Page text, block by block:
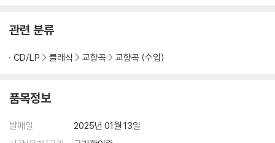
관련 분류
CD/LP 클래식 교향곡 교향곡 (수입)
품목정보
발매일
2025년 01월 13일